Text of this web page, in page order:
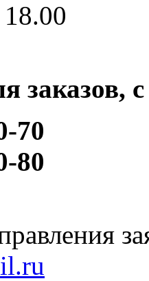
заказов,
70
80